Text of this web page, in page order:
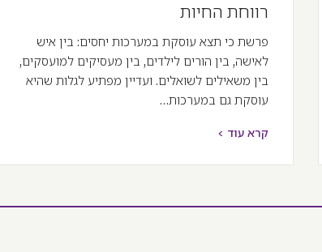
רווחת החיות
פרשת כי תצא עוסקת במערכות יחסים: בין איש
לאישה, בין הורים לילדים, בין מעסיקים למועסקים,
בין משאילים לשואלים. ועדיין מפתיע לגלות שהיא
עוסקת גם במערכות…
קרא עוד >